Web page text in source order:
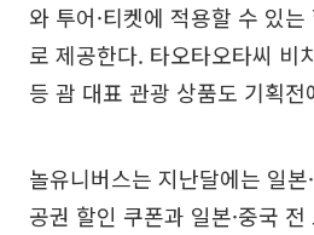
와 투어·티켓에 적용할 수 있
로 제공한다. 타오타오타씨 비
등 괌 대표 관광 상품도 기획
놀유니버스는 지난달에는 일본
공권 할인 쿠폰과 일본·중국